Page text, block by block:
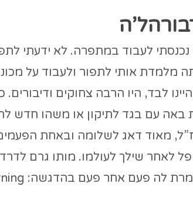
לעבוד במתפרה. לא ידעתי
מלמדת אותי לתפור ולעבוד על
לבד, היו הרבה צחוקים
באה עם בגד לתיקון או משהו חדש
מאוד דאג לשלומה ובאחת הפעמים
לאחר שילך לעולמו. מותו גרם